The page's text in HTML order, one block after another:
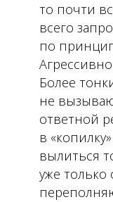
то почти
всего
по
Более
не
ответной
в
вылиться
уже